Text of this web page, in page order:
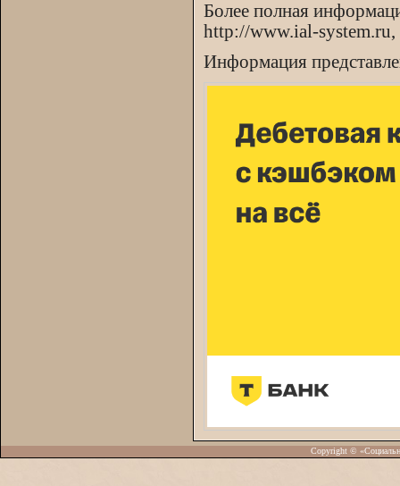
Более полная
http://www.ial-
Информация
Copyright ©